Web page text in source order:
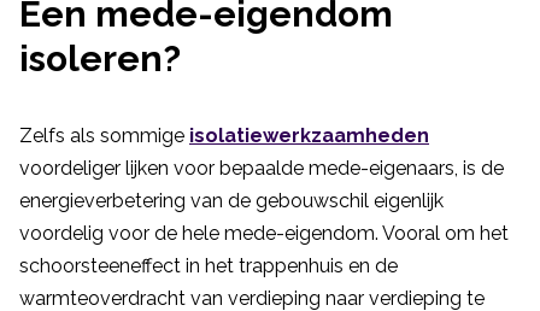
Een mede-eigendom
isoleren?
Zelfs als sommige isolatiewerkzaamheden
voordeliger lijken voor bepaalde mede-eigenaars, is de
energieverbetering van de gebouwschil eigenlijk
voordelig voor de hele mede-eigendom. Vooral om het
schoorsteeneffect in het trappenhuis en de
warmteoverdracht van verdieping naar verdieping te